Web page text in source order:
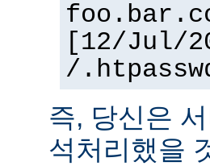
[12/Jul/
/
즉, 당신은
석처리했을